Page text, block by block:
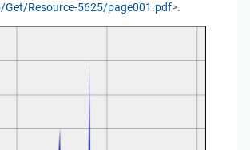
Get/Resource-5625/page001.pdf>.